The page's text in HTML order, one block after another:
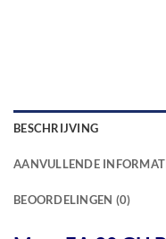
BESCHRIJVING
AANVULLENDE
BEOORDELINGEN (0)